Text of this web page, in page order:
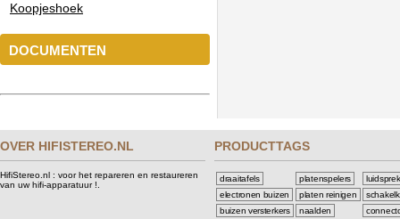
Koopjeshoek
DOCUMENTEN
OVER HIFISTEREO.NL
HifiStereo.nl : voor het repareren en restaureren
van uw hifi-apparatuur !.
PRODUCTTAGS
draaitafels
electronen buizen
buizen versterkers
platenspelers
platen reinigen
naalden